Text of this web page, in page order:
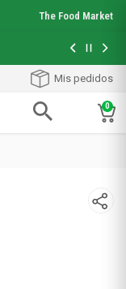
The Food Market
Hasta 6
Mis pedidos
0